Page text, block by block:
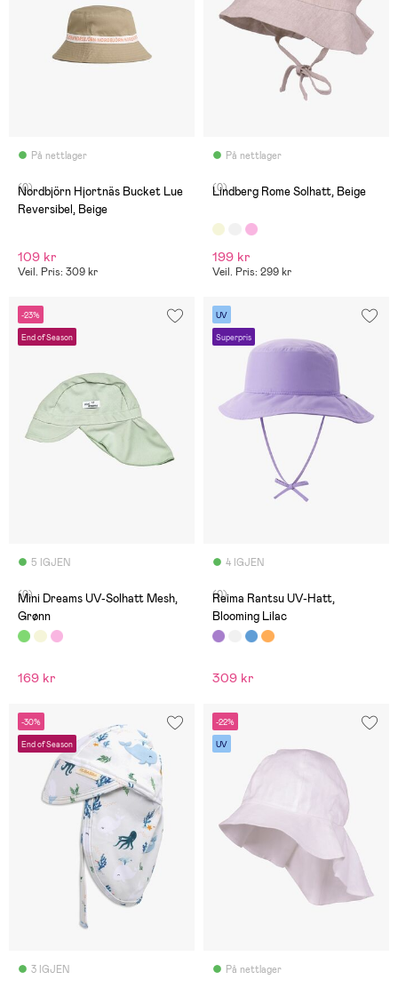
På nettlager
(0)
Nordbjörn Hjortnäs Bucket Lue
Reversibel, Beige
109 kr
Veil. Pris: 309 kr
På nettlager
(0)
Lindberg Rome Solhatt, Beige
199 kr
Veil. Pris: 299 kr
-23%
End of Season
5 IGJEN
(0)
Mini Dreams UV-Solhatt Mesh,
Grønn
169 kr
UV
Superpris
4 IGJEN
(0)
Reima Rantsu UV-Hatt,
Blooming Lilac
309 kr
-30%
End of Season
3 IGJEN
-22%
UV
På nettlager